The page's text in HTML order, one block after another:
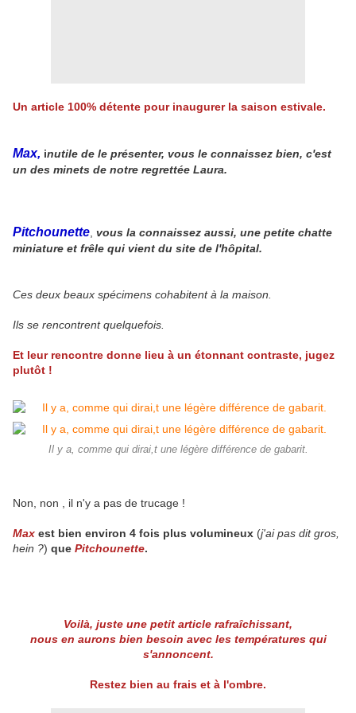
Un article 100% détente pour inaugurer la saison estivale.
Max, inutile de le présenter, vous le connaissez bien, c'est
un des minets de notre regrettée Laura.
Pitchounette vous la connaissez aussi, une petite chatte
miniature et frêle qui vient du site de l'hôpital.
Ces deux beaux spécimens cohabitent à la maison.
Ils se rencontrent quelquefois.
Et leur rencontre donne lieu à un étonnant contraste, jugez
plutôt !
Il y a, comme qui dirai,t une légère différence de gabarit.
Non, non , il n'y a pas de trucage !
Max est bien environ 4 fois plus volumineux (j'ai pas dit gros,
hein ?) que Pitchounette.
Voilà, juste une petit article rafraîchissant,
nous en aurons bien besoin avec les températures qui
s'annoncent.
Restez bien au frais et à l'ombre.